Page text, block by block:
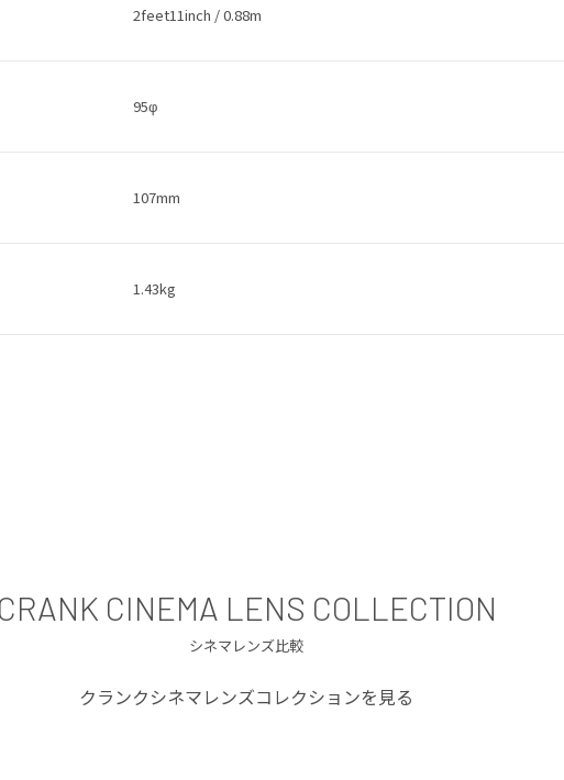
2feet11inch / 0.88m
95φ
107mm
1.43kg
CINEMA LENS COLLECTION
シネマレンズ比較
クランクシネマレンズコレクションを見る